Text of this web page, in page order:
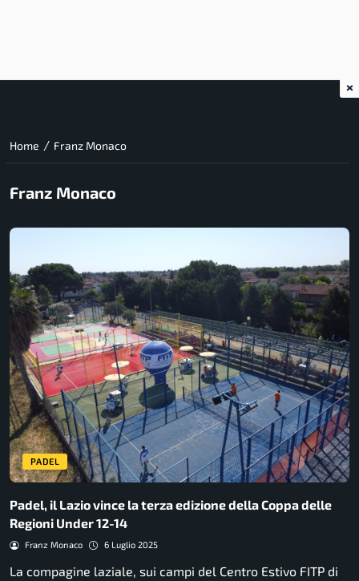
Home / Franz Monaco
Franz Monaco
PADEL
Padel, il Lazio vince la terza edizione della Coppa delle
Regioni Under 12-14
Franz Monaco 6 Luglio 2025
La compagine laziale, sui campi del Centro Estivo FITP di
×